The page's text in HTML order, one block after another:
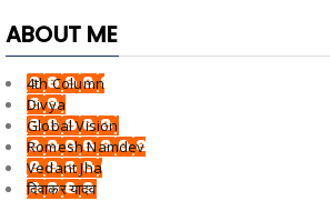
ABOUT ME
4th Column
Divya
Global Vision
Romesh Namdev
Vedant Jha
दिवाकर यादव